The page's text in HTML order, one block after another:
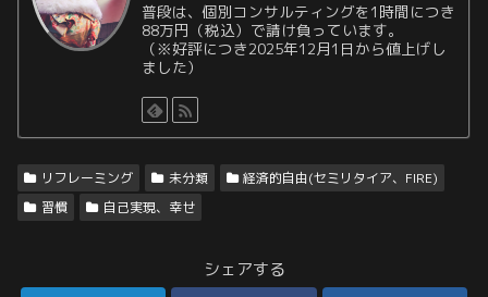
普段は、個別コンサルティングを1時間につき
88万円（税込）で請け負っています。
（※好評につき2025年12月1日から値上げし
ました）
リフレーミング 未分類
経済的自由(セミリタイア、FIRE)
習慣
自己実現、幸せ
シェアする